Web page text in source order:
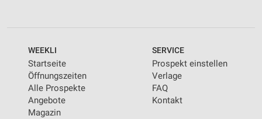
WEEKLI
Startseite
Öffnungszeiten
Alle Prospekte
Angebote
Magazin
SERVICE
Prospekt einstellen
Verlage
FAQ
Kontakt